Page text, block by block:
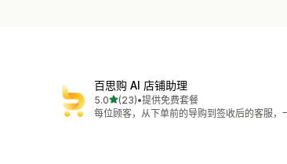
百思购 AI 店铺助理
5.0星（满分 5 星）
(23)
总共 23 条评论
•提供免费套餐
每位顾客，从下单前的导购到签收后的客服，